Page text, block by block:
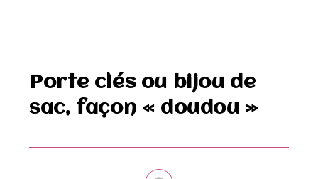
Porte clés ou bijou de
sac, façon « doudou »